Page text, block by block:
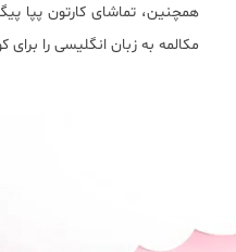
همچنین، تماشای کارتون پپا
مکالمه به زبان انگلیسی را